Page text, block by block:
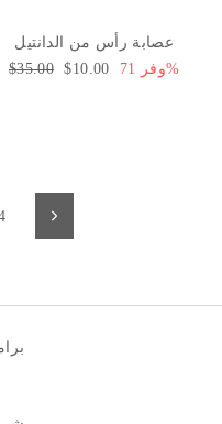
عصابة رأس من الدانتيل
السعر
$35.00 سعر
$10.00 وفر 71%
التالي